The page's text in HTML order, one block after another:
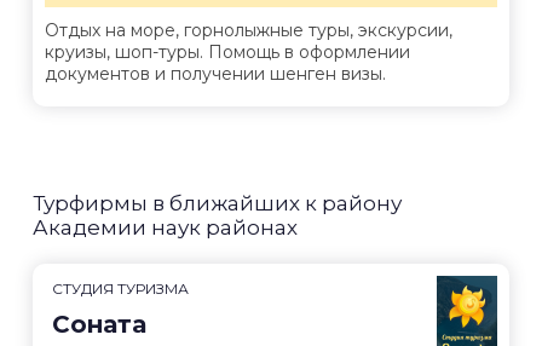
Отдых на море, горнолыжные туры, экскурсии,
круизы, шоп-туры. Помощь в оформлении
документов и получении шенген визы.
Турфирмы в ближайших к району
Академии наук районах
CТУДИЯ ТУРИЗМА
Соната